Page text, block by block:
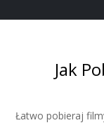
Jak
Łatwo pobieraj